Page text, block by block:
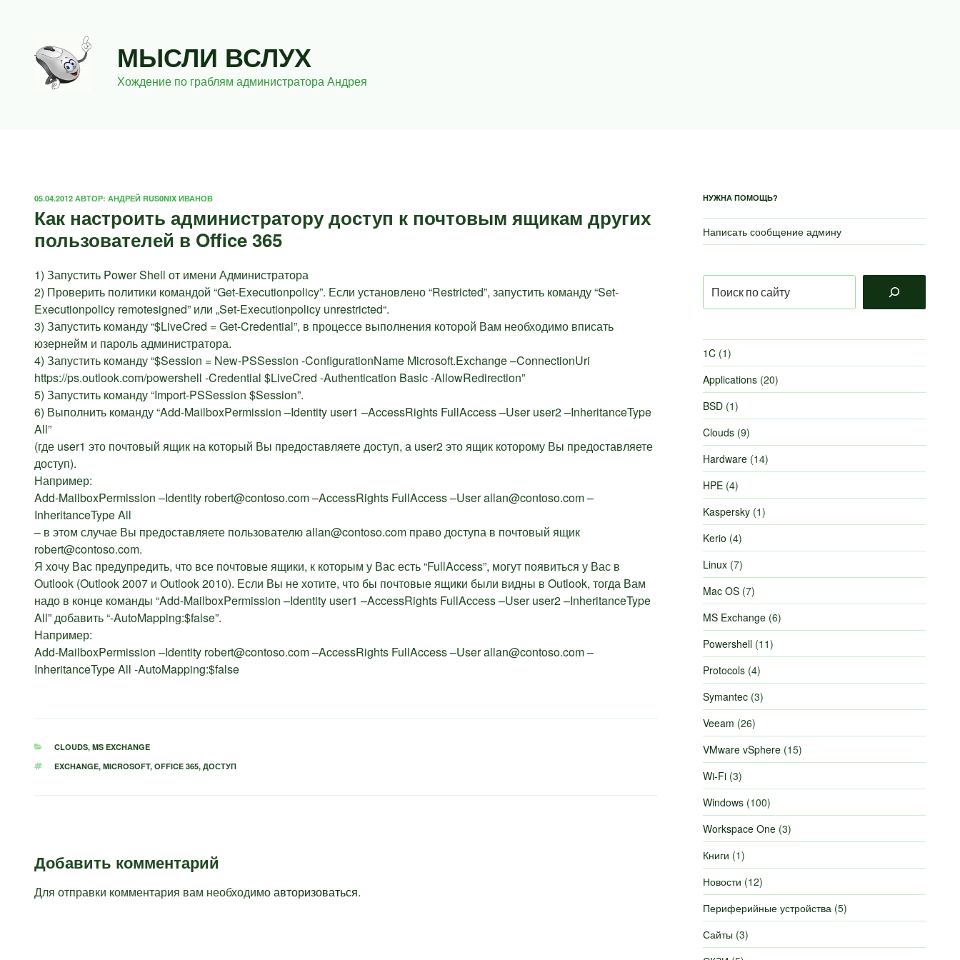
содержимому
МЫСЛИ ВСЛУХ
Хождение по граблям администратора Андрея
ОПУБЛИКОВАНО
05.04.2012 АВТОР: АНДРЕЙ RUS0NIX ИВАНОВ
Как настроить администратору доступ к почтовым ящикам других
пользователей в Office 365
1) Запустить Power Shell от имени Администратора
2) Проверить политики командой “Get-Executionpolicy”. Если установлено “Restricted”, запустить команду “Set-
Executionpolicy remotesigned” или „Set-Executionpolicy unrestricted“.
3) Запустить команду “$LiveCred = Get-Credential”, в процессе выполнения которой Вам необходимо вписать
юзернейм и пароль администратора.
4) Запустить команду “$Session = New-PSSession -ConfigurationName Microsoft.Exchange –ConnectionUri
https://ps.outlook.com/powershell -Credential $LiveCred -Authentication Basic -AllowRedirection”
5) Запустить команду “Import-PSSession $Session”.
6) Выполнить команду “Add-MailboxPermission –Identity user1 –AccessRights FullAccess –User user2 –InheritanceType
All”
(где user1 это почтовый ящик на который Вы предоставляете доступ, а user2 это ящик которому Вы предоставляете
доступ).
Например:
Add-MailboxPermission –Identity robert@contoso.com –AccessRights FullAccess –User allan@contoso.com –
InheritanceType All
– в этом случае Вы предоставляете пользователю allan@contoso.com право доступа в почтовый ящик
robert@contoso.com.
Я хочу Вас предупредить, что все почтовые ящики, к которым у Вас есть “FullAccess”, могут появиться у Вас в
Outlook (Outlook 2007 и Outlook 2010). Если Вы не хотите, что бы почтовые ящики были видны в Outlook, тогда Вам
надо в конце команды “Add-MailboxPermission –Identity user1 –AccessRights FullAccess –User user2 –InheritanceType
All” добавить “-AutoMapping:$false”.
Например:
Add-MailboxPermission –Identity robert@contoso.com –AccessRights FullAccess –User allan@contoso.com –
InheritanceType All -AutoMapping:$false
РУБРИКИ
CLOUDS, MS EXCHANGE
МЕТКИ
EXCHANGE, MICROSOFT, OFFICE 365, ДОСТУП
Добавить комментарий
Для отправки комментария вам необходимоавторизоваться.
НУЖНА ПОМОЩЬ?
Написать сообщение админу
1C (1)
Applications (20)
BSD (1)
Clouds (9)
Hardware (14)
HPE (4)
Kaspersky (1)
Kerio (4)
Linux (7)
Mac OS (7)
MS Exchange (6)
Powershell (11)
Protocols (4)
Symantec (3)
Veeam (26)
VMware vSphere (15)
Wi-Fi (3)
Windows (100)
Workspace One (3)
Книги (1)
Новости (12)
Периферийные устройства (5)
Сайты (3)